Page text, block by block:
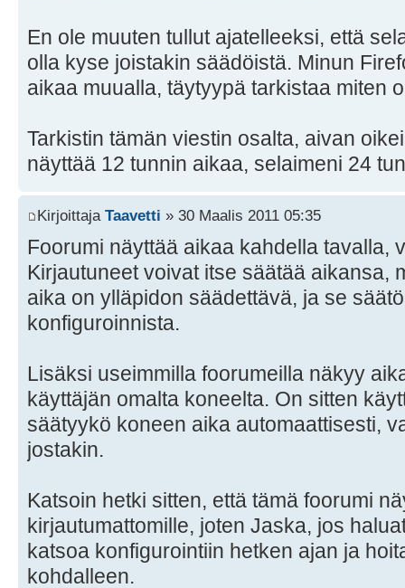
En ole muuten tullut ajatelleeksi, että
olla kyse joistakin säädöistä. Minun
aikaa muualla, täytyypä tarkistaa miten
Tarkistin tämän viestin osalta, aivan
näyttää 12 tunnin aikaa, selaimeni 24
Kirjoittaja Taavetti » 30 Maalis 2011 05:35
Foorumi näyttää aikaa kahdella tavalla,
Kirjautuneet voivat itse säätää aikansa,
aika on ylläpidon säädettävä, ja se
konfiguroinnista.
Lisäksi useimmilla foorumeilla näkyy
käyttäjän omalta koneelta. On sitten
säätyykö koneen aika automaattisesti,
jostakin.
Katsoin hetki sitten, että tämä foorumi
kirjautumattomille, joten Jaska, jos
katsoa konfigurointiin hetken ajan ja
kohdalleen.